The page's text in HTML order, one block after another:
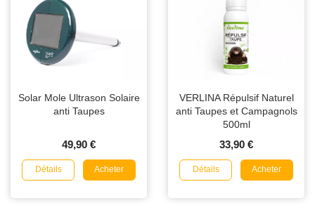
Solar Mole Ultrason Solaire
anti Taupes
49,90 €
Détails Acheter
VERLINA Répulsif Naturel
anti Taupes et Campagnols
500ml
33,90 €
Détails Acheter